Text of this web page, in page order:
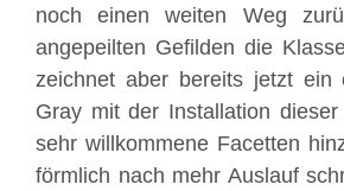
noch einen weiten Weg
angepeilten Gefilden die
zeichnet aber bereits jetzt ein
Gray mit der Installation
sehr willkommene Facetten
förmlich nach mehr Auslauf